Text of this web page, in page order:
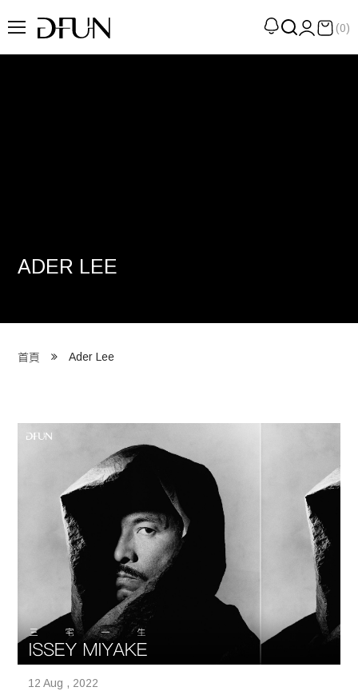
展
們 About DFUN
團 Square Rich
們 Contact Us
(0)
ADER LEE
首頁 Ader Lee
12 Aug , 2022